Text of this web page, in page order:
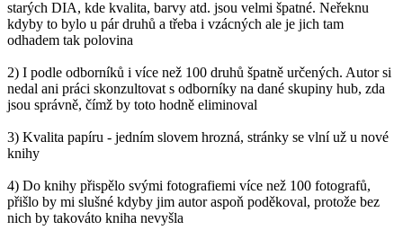
starých DIA, kde kvalita, barvy atd. jsou velmi špatné. Neřeknu
kdyby to bylo u pár druhů a třeba i vzácných ale je jich tam
odhadem tak polovina
2) I podle odborníků i více než 100 druhů špatně určených. Autor si
nedal ani práci skonzultovat s odborníky na dané skupiny hub, zda
jsou správně, čímž by toto hodně eliminoval
3) Kvalita papíru - jedním slovem hrozná, stránky se vlní už u nové
knihy
4) Do knihy přispělo svými fotografiemi více než 100 fotografů,
přišlo by mi slušné kdyby jim autor aspoň poděkoval, protože bez
nich by takováto kniha nevyšla